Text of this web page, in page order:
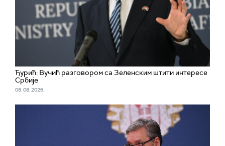
Ђурић: Вучић разговором са Зеленским штити интересе
Србије
08. 08. 2026.